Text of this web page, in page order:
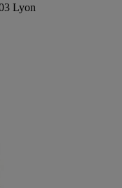
Lyon